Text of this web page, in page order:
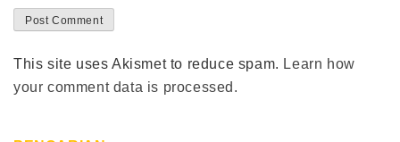
This site uses Akismet to reduce spam. Learn how
your comment data is processed.